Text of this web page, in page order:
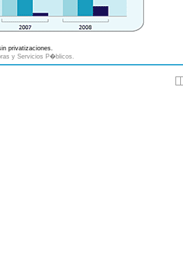
privatizaciones.
y Servicios P�blicos.